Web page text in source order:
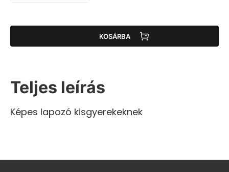
KOSÁRBA
Teljes leírás
Képes lapozó kisgyerekeknek